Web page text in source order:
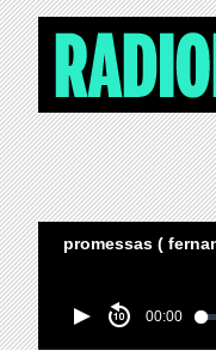
promessas (
00:00